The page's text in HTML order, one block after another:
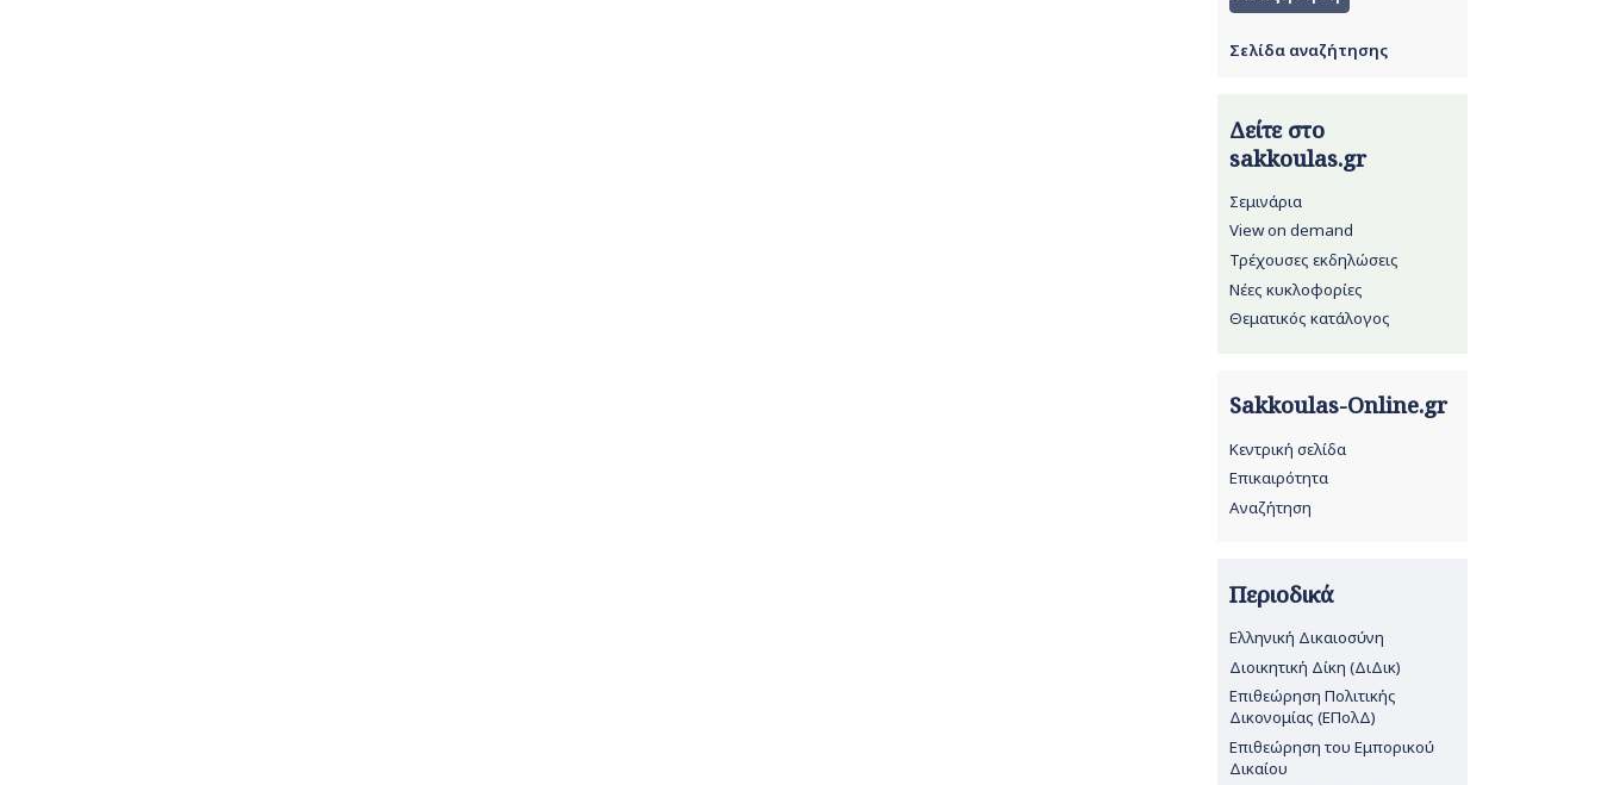
Σελίδα αναζήτησης
Δείτε στο
sakkoulas.gr
Σεμινάρια
View on demand
Τρέχουσες εκδηλώσεις
Νέες κυκλοφορίες
Θεματικός κατάλογος
Sakkoulas-Online.gr
Κεντρική σελίδα
Επικαιρότητα
Αναζήτηση
Περιοδικά
Ελληνική Δικαιοσύνη
Διοικητική Δίκη (ΔιΔικ)
Επιθεώρηση Πολιτικής
Δικονομίας (ΕΠολΔ)
Επιθεώρηση του Εμπορικού
Δικαίου